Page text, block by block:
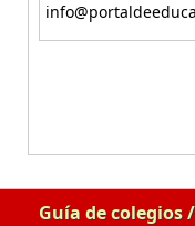
Guía de colegios